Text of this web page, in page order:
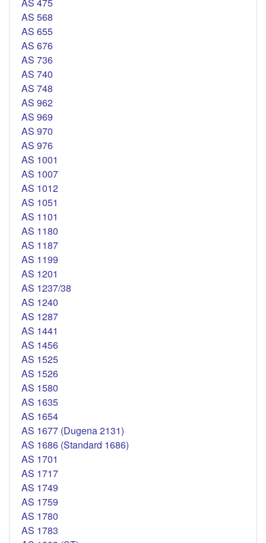
AS 475
AS 568
AS 655
AS 676
AS 736
AS 740
AS 748
AS 962
AS 969
AS 970
AS 976
AS 1001
AS 1007
AS 1012
AS 1051
AS 1101
AS 1180
AS 1187
AS 1199
AS 1201
AS 1237/38
AS 1240
AS 1287
AS 1441
AS 1456
AS 1525
AS 1526
AS 1580
AS 1635
AS 1654
AS 1677 (Dugena 2131)
AS 1686 (Standard 1686)
AS 1701
AS 1717
AS 1749
AS 1759
AS 1780
AS 1783